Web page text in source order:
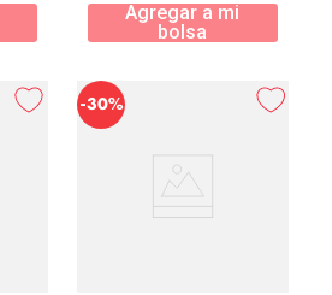
Agregar a mi
bolsa
-30%